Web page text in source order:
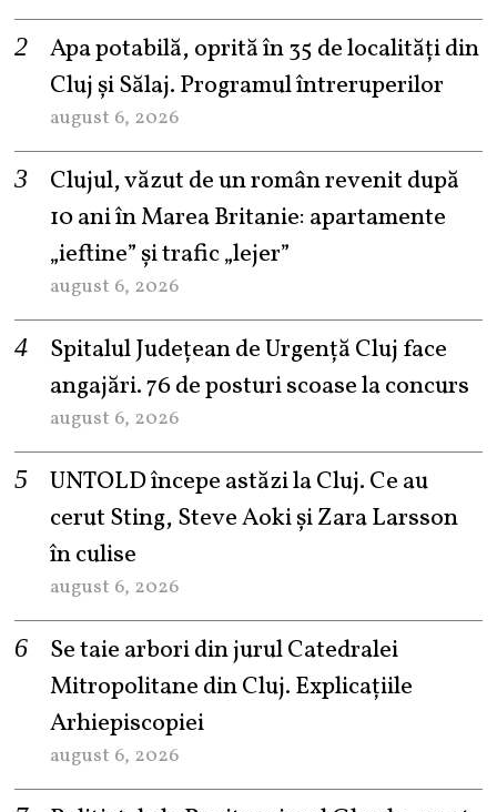
Apa potabilă, oprită în 35 de localități din
Cluj și Sălaj. Programul întreruperilor
august 6, 2026
Clujul, văzut de un român revenit după
10 ani în Marea Britanie: apartamente
„ieftine” și trafic „lejer”
august 6, 2026
Spitalul Județean de Urgență Cluj face
angajări. 76 de posturi scoase la concurs
august 6, 2026
UNTOLD începe astăzi la Cluj. Ce au
cerut Sting, Steve Aoki și Zara Larsson
în culise
august 6, 2026
Se taie arbori din jurul Catedralei
Mitropolitane din Cluj. Explicațiile
Arhiepiscopiei
august 6, 2026